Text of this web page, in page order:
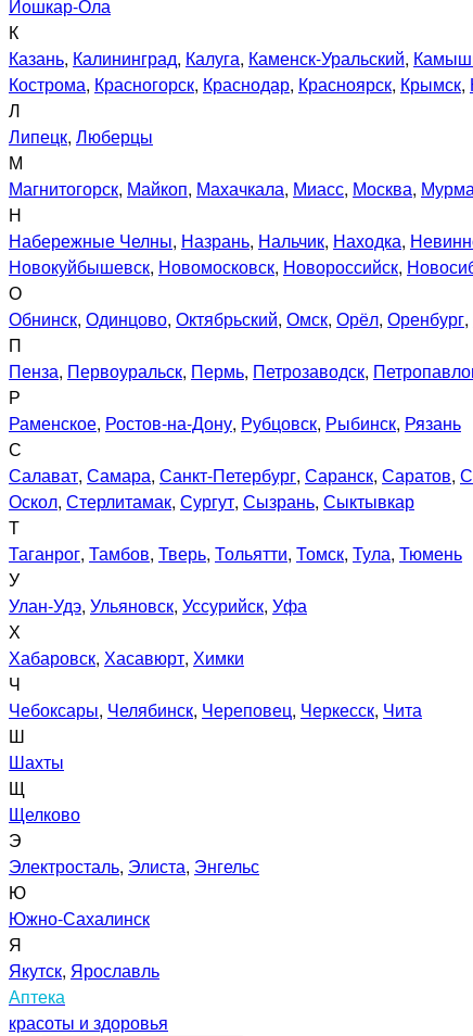
Йошкар-Ола
К
Казань, Калининград, Калуга, Каменск-Уральский,
Кострома, Красногорск, Краснодар, Красноярск, Крымск,
Л
Липецк, Люберцы
М
Магнитогорск, Майкоп, Махачкала, Миасс, Москва,
Н
Набережные Челны, Назрань, Нальчик, Находка,
Новокуйбышевск, Новомосковск, Новороссийск,
О
Обнинск, Одинцово, Октябрьский, Омск, Орёл, Оренбург,
П
Пенза, Первоуральск, Пермь, Петрозаводск,
Р
Раменское, Ростов-на-Дону, Рубцовск, Рыбинск, Рязань
С
Салават, Самара, Санкт-Петербург, Саранск, Саратов,
Оскол, Стерлитамак, Сургут, Сызрань, Сыктывкар
Т
Таганрог, Тамбов, Тверь, Тольятти, Томск, Тула, Тюмень
У
Улан-Удэ, Ульяновск, Уссурийск, Уфа
Х
Хабаровск, Хасавюрт, Химки
Ч
Чебоксары, Челябинск, Череповец, Черкесск, Чита
Ш
Шахты
Щ
Щелково
Э
Электросталь, Элиста, Энгельс
Ю
Южно-Сахалинск
Я
Якутск, Ярославль
Аптека
красоты и здоровья